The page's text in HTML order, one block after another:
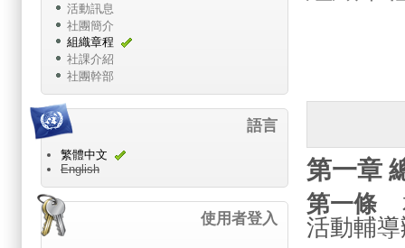
第一章
第一條
活動輔
活動訊息
社團簡介
組織章程
社課介紹
社團幹部
語言
繁體中文
English
使用者登入